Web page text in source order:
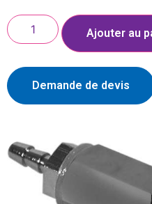
Ajouter au
Demande de devis